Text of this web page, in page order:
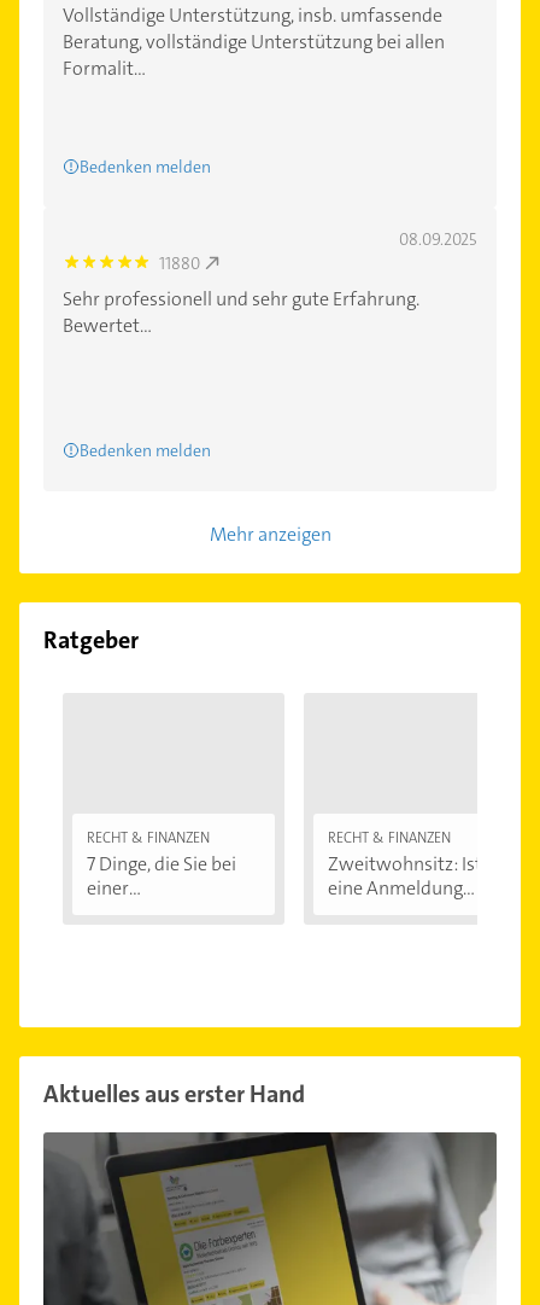
Vollständige Unterstützung, insb. umfassende
Beratung, vollständige Unterstützung bei allen
Formalit...
Bedenken melden
08.09.2025
5.0 11880
Sehr professionell und sehr gute Erfahrung.
Bewertet...
Bedenken melden
Mehr anzeigen
Ratgeber
RECHT & FINANZEN
7 Dinge, die Sie bei
einer
RECHT & FINANZEN
Zweitwohnsitz: Ist
eine Anmeldung...
Aktuelles aus erster Hand